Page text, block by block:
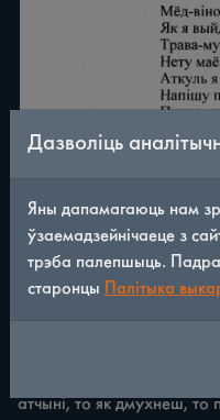
◀
печ?!» А яна ўстала,
пацепліла печ. Як
атчыні, то як дмухнеш,
Дазволіць
Яны дапамагаюць нам
ўзаемадзейнічаеце з
трэба палепшыць.
старонцы
Палітыка